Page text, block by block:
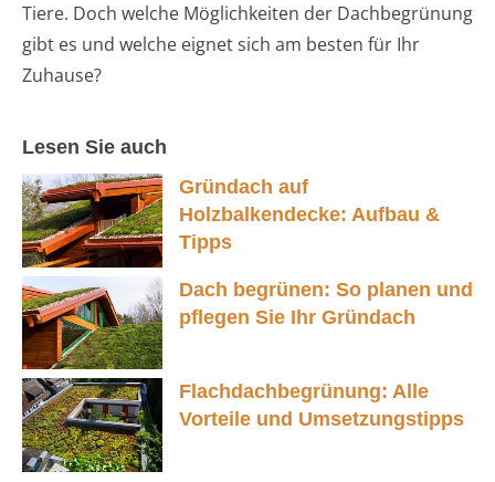
Tiere. Doch welche Möglichkeiten der Dachbegrünung
gibt es und welche eignet sich am besten für Ihr
Zuhause?
Lesen Sie auch
Gründach auf
Holzbalkendecke: Aufbau &
Tipps
Dach begrünen: So planen und
pflegen Sie Ihr Gründach
Flachdachbegrünung: Alle
Vorteile und Umsetzungstipps